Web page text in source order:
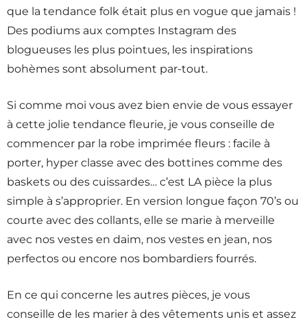
que la tendance folk était plus en vogue que jamais !
Des podiums aux comptes Instagram des
blogueuses les plus pointues, les inspirations
bohèmes sont absolument par-tout.
Si comme moi vous avez bien envie de vous essayer
à cette jolie tendance fleurie, je vous conseille de
commencer par la robe imprimée fleurs : facile à
porter, hyper classe avec des bottines comme des
baskets ou des cuissardes… c’est LA pièce la plus
simple à s’approprier. En version longue façon 70’s ou
courte avec des collants, elle se marie à merveille
avec nos vestes en daim, nos vestes en jean, nos
perfectos ou encore nos bombardiers fourrés.
En ce qui concerne les autres pièces, je vous
conseille de les marier à des vêtements unis et assez